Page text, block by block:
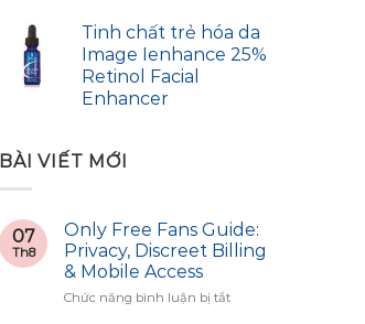
Tinh chất trẻ hóa da
Image Ienhance 25%
Retinol Facial
Enhancer
BÀI VIẾT MỚI
07
Th8
Only Free Fans Guide:
Privacy, Discreet Billing
& Mobile Access
Chức năng bình luận bị tắtở